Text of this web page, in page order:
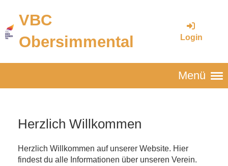
VBC
Obersimmental
Login
Menü
Herzlich Willkommen
Herzlich Willkommen auf unserer Website. Hier
findest du alle Informationen über unseren Verein.